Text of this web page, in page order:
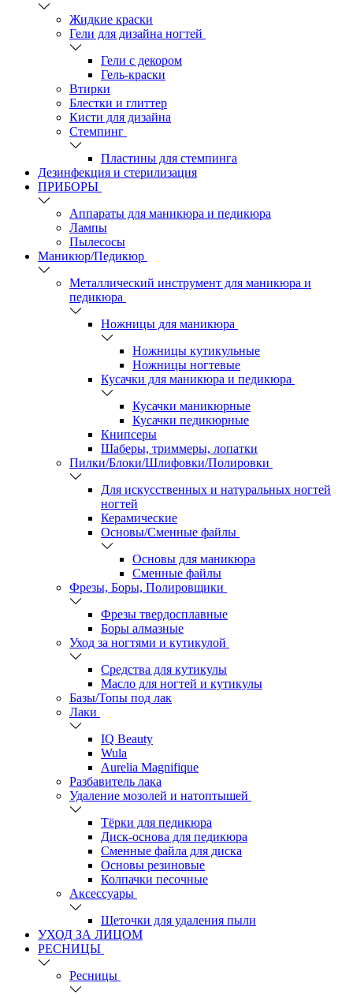
Жидкие краски
Гели для дизайна ногтей
Гели с декором
Гель-краски
Втирки
Блестки и глиттер
Кисти для дизайна
Стемпинг
Пластины для стемпинга
Дезинфекция и стерилизация
ПРИБОРЫ
Аппараты для маникюра и педикюра
Лампы
Пылесосы
Маникюр/Педикюр
Металлический инструмент для маникюра и
педикюра
Ножницы для маникюра
Ножницы кутикульные
Ножницы ногтевые
Кусачки для маникюра и педикюра
Кусачки маникюрные
Кусачки педикюрные
Книпсеры
Шаберы, триммеры, лопатки
Пилки/Блоки/Шлифовки/Полировки
Для искусственных и натуральных ногтей
ногтей
Керамические
Основы/Сменные файлы
Основы для маникюра
Сменные файлы
Фрезы, Боры, Полировщики
Фрезы твердосплавные
Боры алмазные
Уход за ногтями и кутикулой
Средства для кутикулы
Масло для ногтей и кутикулы
Базы/Топы под лак
Лаки
IQ Beauty
Wula
Aurelia Magnifique
Разбавитель лака
Удаление мозолей и натоптышей
Тёрки для педикюра
Диск-основа для педикюра
Сменные файла для диска
Основы резиновые
Колпачки песочные
Аксессуары
Щеточки для удаления пыли
УХОД ЗА ЛИЦОМ
РЕСНИЦЫ
Ресницы